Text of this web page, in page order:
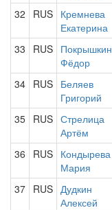
32 RUS Кремнева
Екатерина
33 RUS Покрышкин
Фёдор
34 RUS Беляев
Григорий
35 RUS Стрелица
Артём
36 RUS Кондырева
Мария
37 RUS Дудкин
Алексей